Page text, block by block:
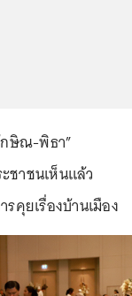
กษิณ-พิธา”
ชาชนเห็นแล้ว
คุยเรื่องบ้านเมือง